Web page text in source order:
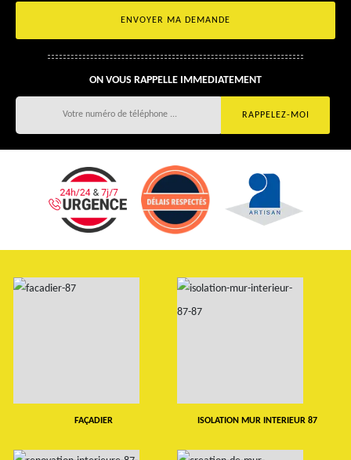
ON VOUS RAPPELLE IMMEDIATEMENT
FAÇADIER ISOLATION MUR INTERIEUR 87